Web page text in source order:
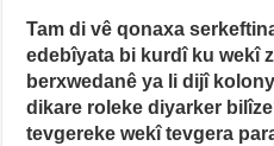
Tam di vê qonaxa
edebîyata bi kurdî ku wekî
berxwedanê ya li dijî
dikare roleke diyarker
tevgereke wekî tevgera